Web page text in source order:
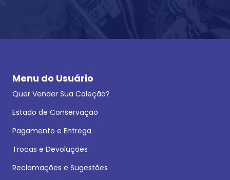
Menu do Usuário
Quer Vender Sua Coleção?
Estado de Conservação
Pagamento e Entrega
Trocas e Devoluções
Reclamações e Sugestões